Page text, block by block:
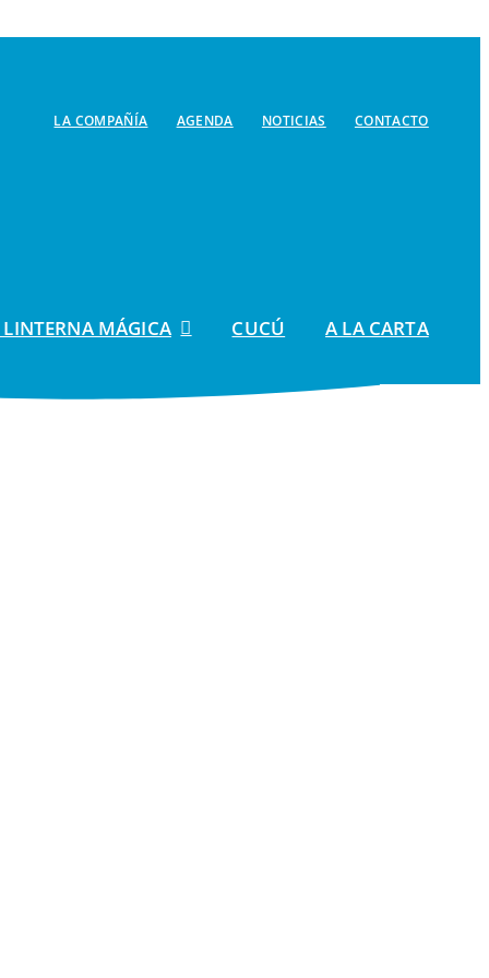
LA COMPAÑÍA AGENDA NOTICIAS CONTACTO
LINTERNA MÁGICA CUCÚ A LA CARTA